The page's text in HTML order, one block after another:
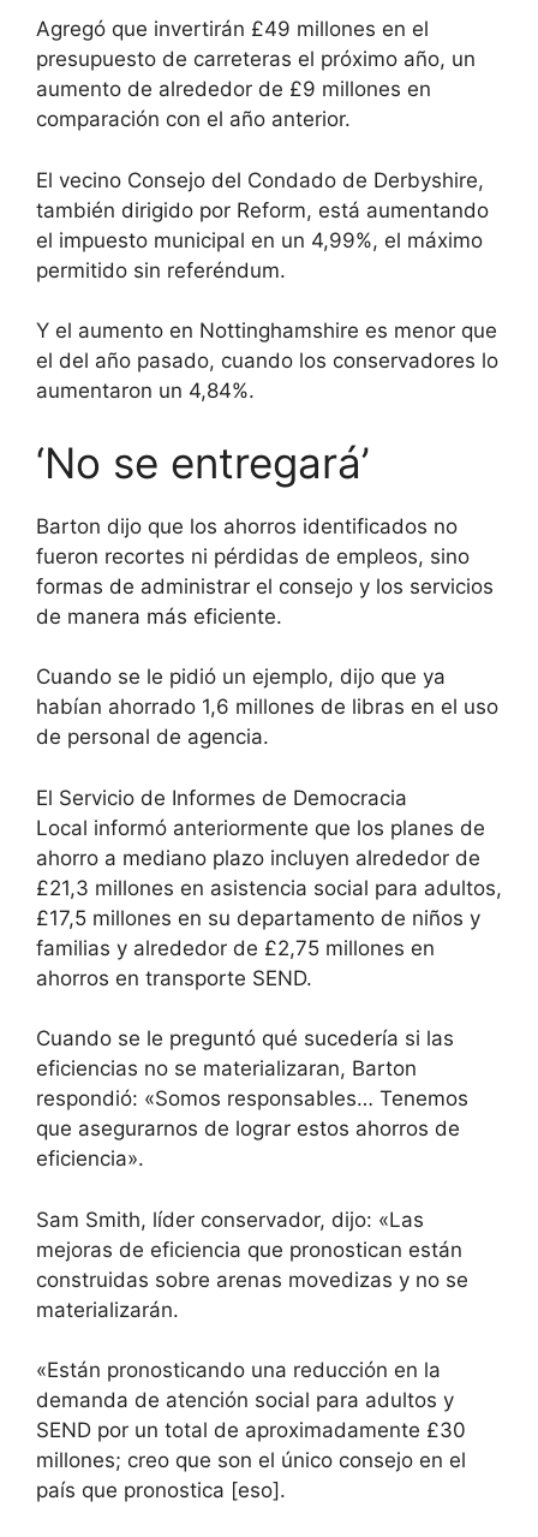
Agregó que invertirán £49 millones en el
presupuesto de carreteras el próximo año, un
aumento de alrededor de £9 millones en
comparación con el año anterior.
El vecino Consejo del Condado de Derbyshire,
también dirigido por Reform, está aumentando
el impuesto municipal en un 4,99%, el máximo
permitido sin referéndum.
Y el aumento en Nottinghamshire es menor que
el del año pasado, cuando los conservadores lo
aumentaron un 4,84%.
‘No se entregará’
Barton dijo que los ahorros identificados no
fueron recortes ni pérdidas de empleos, sino
formas de administrar el consejo y los servicios
de manera más eficiente.
Cuando se le pidió un ejemplo, dijo que ya
habían ahorrado 1,6 millones de libras en el uso
de personal de agencia.
El Servicio de Informes de Democracia
Local informó anteriormente que los planes de
ahorro a mediano plazo incluyen alrededor de
£21,3 millones en asistencia social para adultos,
£17,5 millones en su departamento de niños y
familias y alrededor de £2,75 millones en
ahorros en transporte SEND.
Cuando se le preguntó qué sucedería si las
eficiencias no se materializaran, Barton
respondió: «Somos responsables… Tenemos
que asegurarnos de lograr estos ahorros de
eficiencia».
Sam Smith, líder conservador, dijo: «Las
mejoras de eficiencia que pronostican están
construidas sobre arenas movedizas y no se
materializarán.
«Están pronosticando una reducción en la
demanda de atención social para adultos y
SEND por un total de aproximadamente £30
millones; creo que son el único consejo en el
país que pronostica [eso].